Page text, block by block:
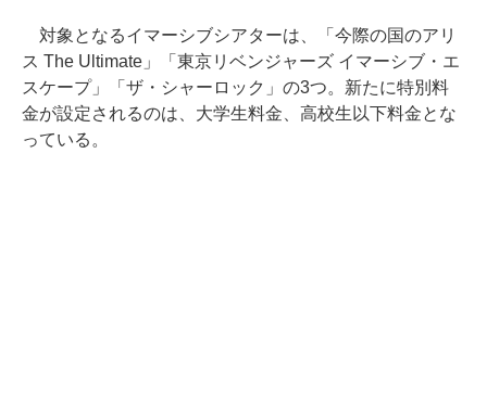
対象となるイマーシブシアターは、「今際の国のアリ
ス The Ultimate」「東京リベンジャーズ イマーシブ・エ
スケープ」「ザ・シャーロック」の3つ。新たに特別料
金が設定されるのは、大学生料金、高校生以下料金とな
っている。